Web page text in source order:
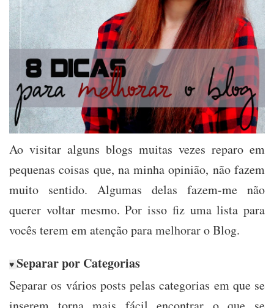
Ao visitar alguns blogs muitas vezes reparo em
pequenas coisas que, na minha opinião, não fazem
muito sentido. Algumas delas fazem-me não
querer voltar mesmo. Por isso fiz uma lista para
vocês terem em atenção para melhorar o Blog.
♥ Separar por Categorias
Separar os vários posts pelas categorias em que se